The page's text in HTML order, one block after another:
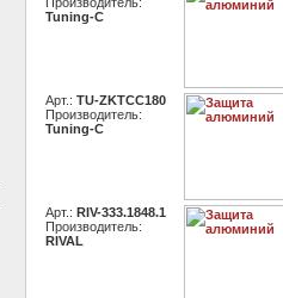
Tuning-C
Арт.: TU-ZKTCC180
Производитель:
Tuning-C
Арт.: RIV-333.1848.1
Производитель:
RIVAL